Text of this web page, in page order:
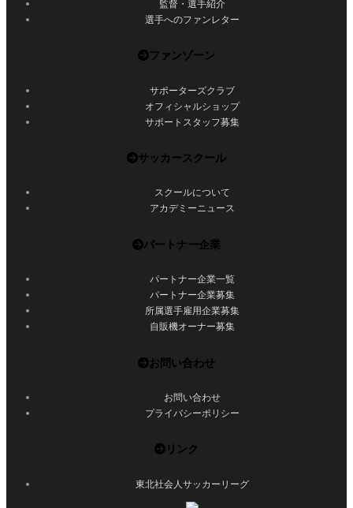
監督・選手紹介
選手へのファンレター
ファンゾーン
サポーターズクラブ
オフィシャルショップ
サポートスタッフ募集
サッカースクール
スクールについて
アカデミーニュース
パートナー企業
パートナー企業一覧
パートナー企業募集
所属選手雇用企業募集
自販機オーナー募集
お問い合わせ
お問い合わせ
プライバシーポリシー
リンク
東北社会人サッカーリーグ